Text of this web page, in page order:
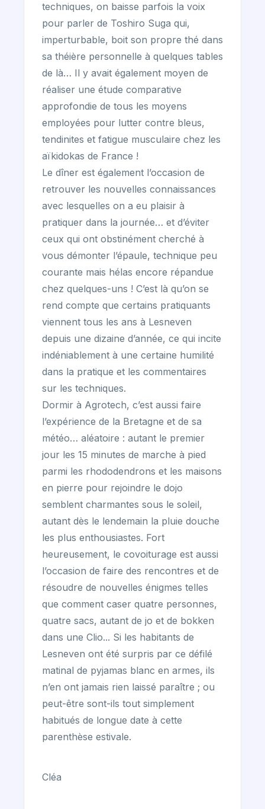
techniques, on baisse parfois la voix
pour parler de Toshiro Suga qui,
imperturbable, boit son propre thé dans
sa théière personnelle à quelques tables
de là… Il y avait également moyen de
réaliser une étude comparative
approfondie de tous les moyens
employées pour lutter contre bleus,
tendinites et fatigue musculaire chez les
aïkidokas de France !
Le dîner est également l’occasion de
retrouver les nouvelles connaissances
avec lesquelles on a eu plaisir à
pratiquer dans la journée… et d’éviter
ceux qui ont obstinément cherché à
vous démonter l’épaule, technique peu
courante mais hélas encore répandue
chez quelques-uns ! C’est là qu’on se
rend compte que certains pratiquants
viennent tous les ans à Lesneven
depuis une dizaine d’année, ce qui incite
indéniablement à une certaine humilité
dans la pratique et les commentaires
sur les techniques.
Dormir à Agrotech, c’est aussi faire
l’expérience de la Bretagne et de sa
météo… aléatoire : autant le premier
jour les 15 minutes de marche à pied
parmi les rhododendrons et les maisons
en pierre pour rejoindre le dojo
semblent charmantes sous le soleil,
autant dès le lendemain la pluie douche
les plus enthousiastes. Fort
heureusement, le covoiturage est aussi
l’occasion de faire des rencontres et de
résoudre de nouvelles énigmes telles
que comment caser quatre personnes,
quatre sacs, autant de jo et de bokken
dans une Clio... Si les habitants de
Lesneven ont été surpris par ce défilé
matinal de pyjamas blanc en armes, ils
n’en ont jamais rien laissé paraître ; ou
peut-être sont-ils tout simplement
habitués de longue date à cette
parenthèse estivale.
Cléa